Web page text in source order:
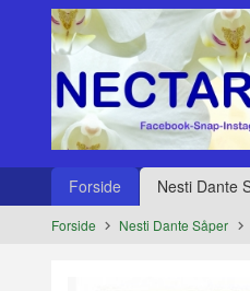
innholdet
Produkter
Forside Nesti Dante
Forside Nesti Dante Såper